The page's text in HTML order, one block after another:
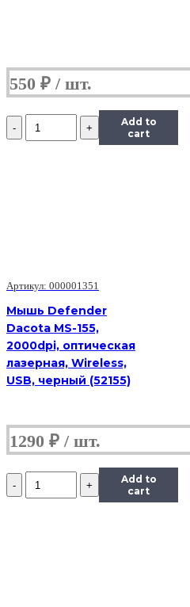
550 ₽
Количество
(TPS51275)
Add to
cart
Артикул: 000001351
Мышь Defender
Dacota MS-155,
2000dpi, оптическая
лазерная, Wireless,
USB, черный (52155)
1290 ₽
Количество
(TPS51275)
Add to
cart